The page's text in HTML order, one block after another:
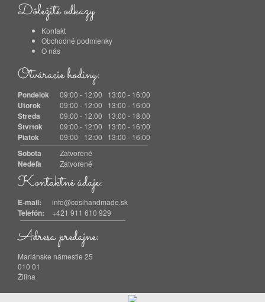
Dôležité odkazy
Kontakt
Obchodné podmienky
O nás
Otváracie hodiny:
Pondelok 09:00 - 12:00 13:00 - 16:00
Utorok 09:00 - 12:00 13:00 - 16:00
Streda 09:00 - 12:00 13:00 - 18:00
Štvrtok 09:00 - 12:00 13:00 - 16:00
Piatok 09:00 - 12:00 13:00 - 16:00
Sobota Zatvorené
Nedeľa Zatvorené
Kontaktné údaje:
E-mail: info@cosihandmade.sk
Telefón: +421 911 610 929
Adresa predajne:
Mariánske námestie 25
010 01
Žilina